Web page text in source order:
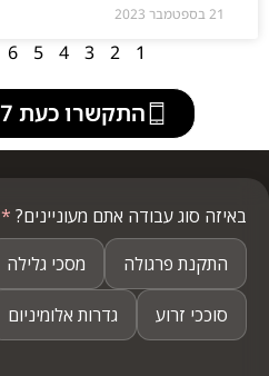
21 בספטמבר 2023
1
2
3
4
5
6
התקשרו כעת 054-6921717
באיזה סוג עבודה אתם מעוניינים? *
התקנת פרגולה
מסכי גלילה
סוככי זרוע גדרות אלומיניום